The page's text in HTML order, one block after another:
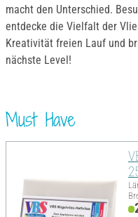
macht den Unterschied.
entdecke die Vielfalt der
Kreativität freien Lauf und
nächste Level!
Must Have